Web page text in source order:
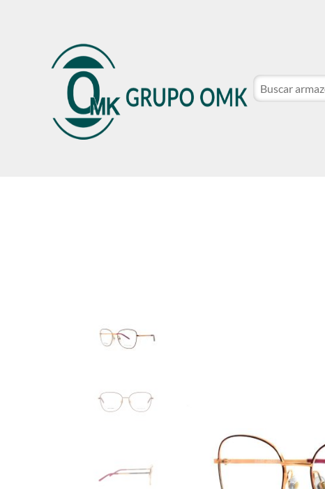
CATÁLOGO DE MARCAS NOSOTROS SER CLIENTE